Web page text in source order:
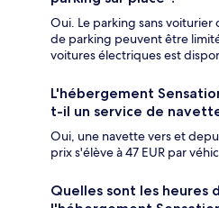
Oui. Le parking sans voiturier
de parking peuvent être
voitures électriques est
L'hébergement
t-il un service de
Oui, une navette vers et
prix s'élève à 47 EUR par
Quelles sont les